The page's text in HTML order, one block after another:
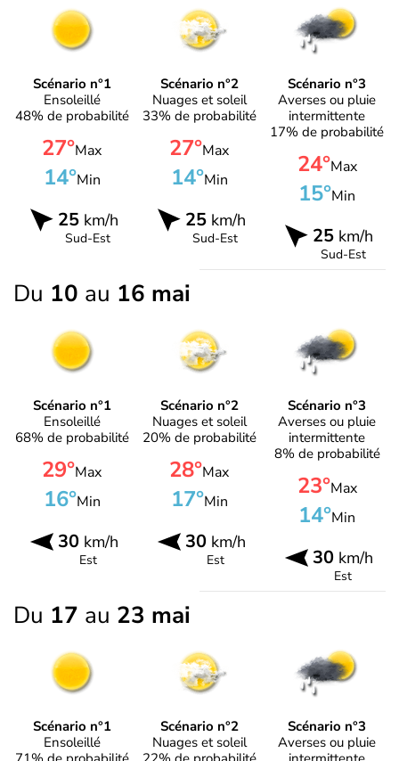
Scénario n°1
Ensoleillé
48% de probabilité
27°Max
14°Min
25km/h
Sud-Est
Scénario n°2
Nuages et soleil
33% de probabilité
27°Max
14°Min
25km/h
Sud-Est
Scénario n°3
Averses ou pluie
intermittente
17% de probabilité
24°Max
15°Min
25 km/h
Sud-Est
Du 10 au 16 mai
Scénario n°1
Ensoleillé
68% de probabilité
29°Max
16°Min
30km/h
Est
Scénario n°2
Nuages et soleil
20% de probabilité
28°Max
17°Min
30km/h
Est
Scénario n°3
Averses ou pluie
intermittente
8% de probabilité
23°Max
14°Min
30 km/h
Est
Du 17 au 23 mai
Scénario n°1
Ensoleillé
Scénario n°2
Nuages et soleil
Scénario n°3
Averses ou pluie